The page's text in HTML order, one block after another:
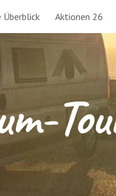
Überblick Aktionen 26